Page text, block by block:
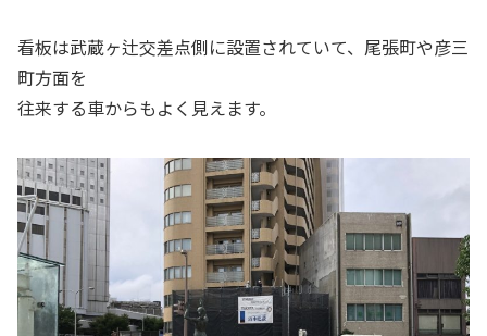
看板は武蔵ヶ辻交差点側に設置されていて、尾張町や彦三
町方面を
往来する車からもよく見えます。